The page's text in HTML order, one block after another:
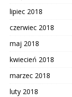
lipiec 2018
czerwiec 2018
maj 2018
kwiecień 2018
marzec 2018
luty 2018